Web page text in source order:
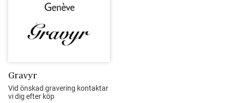
Gravyr
Vid önskad gravering kontaktar
vi dig efter köp